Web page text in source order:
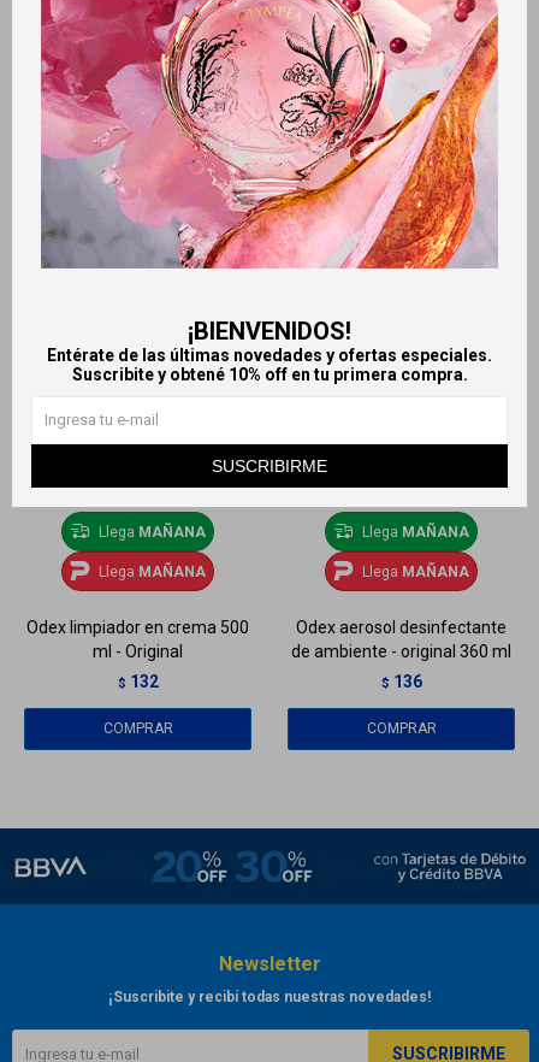
¡BIENVENIDOS!
Entérate de las últimas novedades y ofertas especiales.
Suscribite y obtené 10% off en tu primera compra.
SUSCRIBIRME
Odex limpiador líquido 1800
ml - Bosque
$ 112
Odex amoníaco 900 ml
$ 105
Llega MAÑANA
Llega MAÑANA
Odex limpiador en crema 500
ml - Original
$ 132
Llega MAÑANA
Llega MAÑANA
Odex aerosol desinfectante
de ambiente - original 360 ml
$ 136
Newsletter
¡Suscribite y recibí todas nuestras novedades!
SUSCRIBIRME